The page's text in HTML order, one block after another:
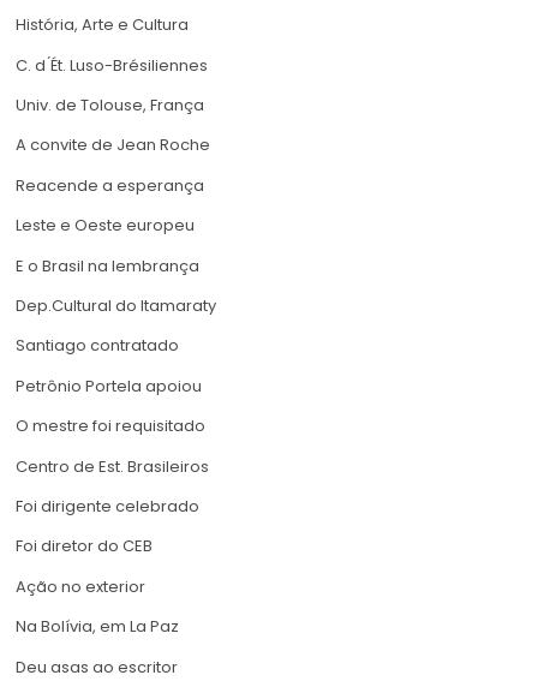
História, Arte e Cultura
C. d ́Ét. Luso-Brésiliennes
Univ. de Tolouse, França
A convite de Jean Roche
Reacende a esperança
Leste e Oeste europeu
E o Brasil na lembrança
Dep.Cultural do Itamaraty
Santiago contratado
Petrônio Portela apoiou
O mestre foi requisitado
Centro de Est. Brasileiros
Foi dirigente celebrado
Foi diretor do CEB
Ação no exterior
Na Bolívia, em La Paz
Deu asas ao escritor